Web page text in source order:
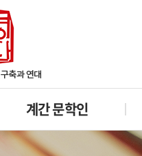
계간 문학인